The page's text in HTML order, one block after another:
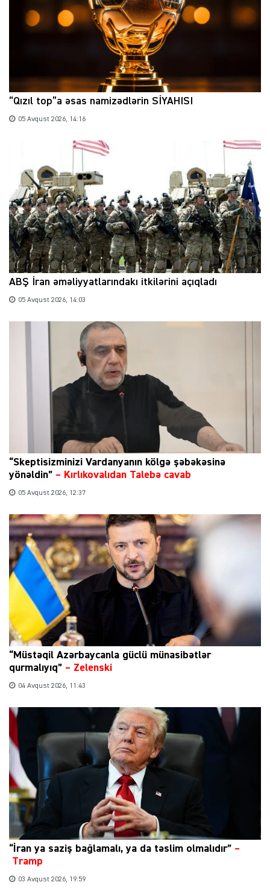
“Qızıl top”a əsas namizədlərin SİYAHISI
05 Avqust 2026, 14:16
ABŞ İran əməliyyatlarındakı itkilərini açıqladı
05 Avqust 2026, 14:03
“Skeptisizminizi Vardanyanın kölgə şəbəkəsinə
yönəldin” – Kırlıkovalıdan Talebə cavab
05 Avqust 2026, 12:37
“Müstəqil Azərbaycanla güclü münasibətlər
qurmalıyıq” – Zelenski
04 Avqust 2026, 11:43
“İran ya saziş bağlamalı, ya da təslim olmalıdır” –
Tramp
03 Avqust 2026, 19:59